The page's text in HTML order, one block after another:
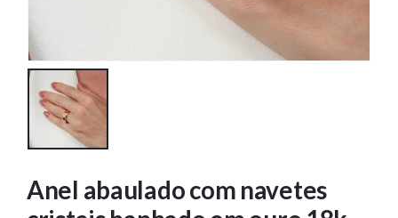
Anel abaulado com navetes